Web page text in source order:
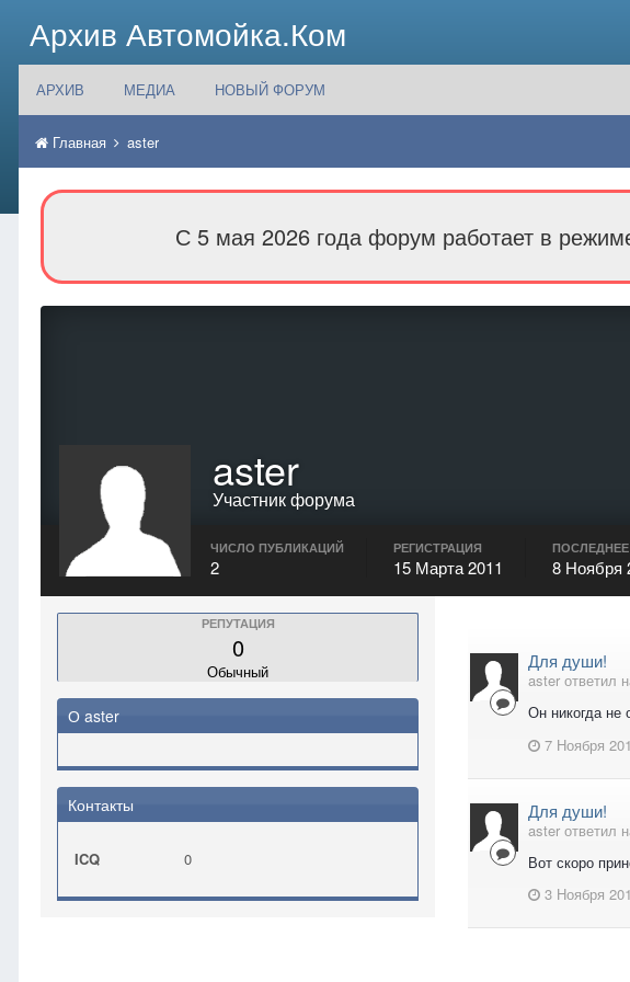
Архив Автомойка.Ком
АРХИВ МЕДИА НОВЫЙ ФОРУМ
Главная aster
С 5 мая 2026 года форум работает в
aster
Участник форума
ЧИСЛО ПУБЛИКАЦИЙ
2
РЕГИСТРАЦИЯ
15 Марта 2011 8 Ноября
РЕПУТАЦИЯ
0
Обычный
О aster
Контакты
ICQ 0
Для души!
aster ответил
Он никогда не
7 Ноября
Для души!
aster ответил
Вот скоро
3 Ноября